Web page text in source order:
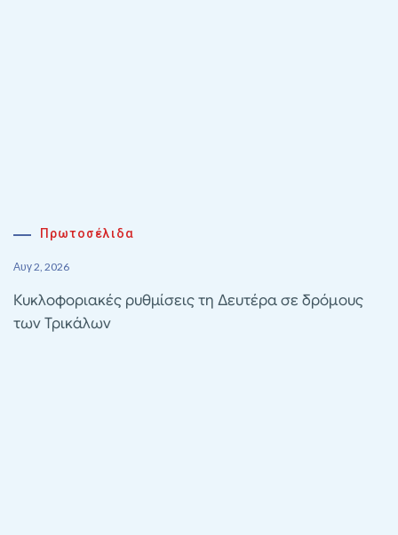
Πρωτοσέλιδα
Αυγ 2, 2026
Κυκλοφοριακές ρυθμίσεις τη Δευτέρα σε δρόμους
των Τρικάλων